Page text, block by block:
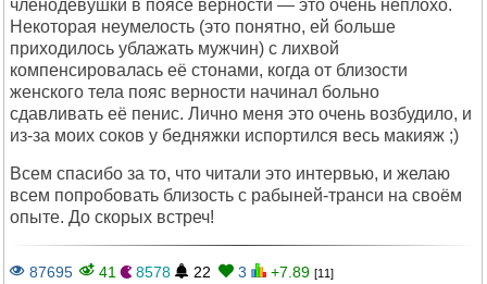
членодевушки в поясе верности — это очень неплохо.
Некоторая неумелость (это понятно, ей больше
приходилось ублажать мужчин) с лихвой
компенсировалась её стонами, когда от близости
женского тела пояс верности начинал больно
сдавливать её пенис. Лично меня это очень возбудило, и
из-за моих соков у бедняжки испортился весь макияж ;)
Всем спасибо за то, что читали это интервью, и желаю
всем попробовать близость с рабыней-транси на своём
опыте. До скорых встреч!
87695 41 8578 22 3 +7.89 [11]